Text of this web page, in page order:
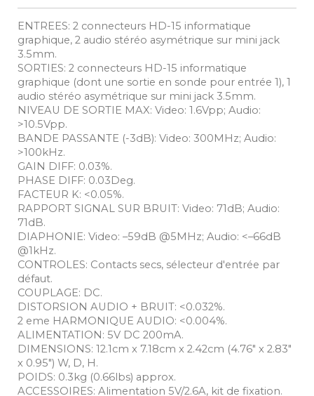
ENTREES: 2 connecteurs HD-15 informatique
graphique, 2 audio stéréo asymétrique sur mini jack
3.5mm.
SORTIES: 2 connecteurs HD-15 informatique
graphique (dont une sortie en sonde pour entrée 1), 1
audio stéréo asymétrique sur mini jack 3.5mm.
NIVEAU DE SORTIE MAX: Video: 1.6Vpp; Audio:
>10.5Vpp.
BANDE PASSANTE (-3dB): Video: 300MHz; Audio:
>100kHz.
GAIN DIFF: 0.03%.
PHASE DIFF: 0.03Deg.
FACTEUR K: <0.05%.
RAPPORT SIGNAL SUR BRUIT: Video: 71dB; Audio:
71dB.
DIAPHONIE: Video: –59dB @5MHz; Audio: <–66dB
@1kHz.
CONTROLES: Contacts secs, sélecteur d'entrée par
défaut.
COUPLAGE: DC.
DISTORSION AUDIO + BRUIT: <0.032%.
2 eme HARMONIQUE AUDIO: <0.004%.
ALIMENTATION: 5V DC 200mA.
DIMENSIONS: 12.1cm x 7.18cm x 2.42cm (4.76" x 2.83"
x 0.95") W, D, H.
POIDS: 0.3kg (0.66lbs) approx.
ACCESSOIRES: Alimentation 5V/2.6A, kit de fixation.